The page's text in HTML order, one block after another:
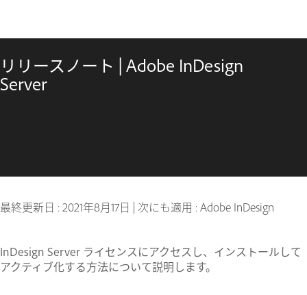
リリースノート | Adobe InDesign
Server
最終更新日 :2021年8月17日 | 次にも適用 : Adobe InDesign
InDesign Server ライセンスにアクセスし、インストールして
アクティブ化する方法について説明します。